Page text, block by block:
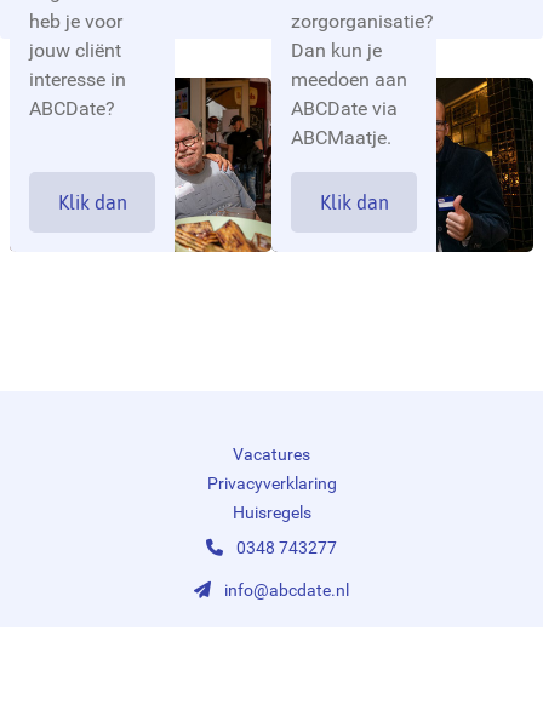
heb je voor
jouw cliënt
interesse in
ABCDate?
Klik dan
zorgorganisatie?
Dan kun je
meedoen aan
ABCDate via
ABCMaatje.
Klik dan
Vacatures
Privacyverklaring
Huisregels
0348 743277
info@abcdate.nl